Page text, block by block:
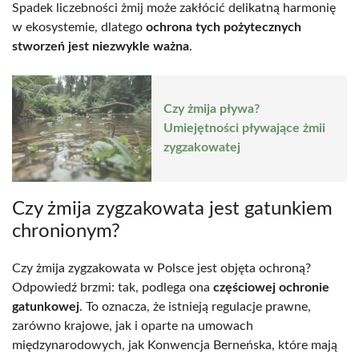
Spadek liczebności żmij może zakłócić delikatną harmonię
w ekosystemie, dlatego ochrona tych pożytecznych
stworzeń jest niezwykle ważna.
Czy żmija pływa?
Umiejętności pływające żmii
zygzakowatej
Czy żmija zygzakowata jest gatunkiem
chronionym?
Czy żmija zygzakowata w Polsce jest objęta ochroną?
Odpowiedź brzmi: tak, podlega ona częściowej ochronie
gatunkowej. To oznacza, że istnieją regulacje prawne,
zarówno krajowe, jak i oparte na umowach
międzynarodowych, jak Konwencja Berneńska, które mają